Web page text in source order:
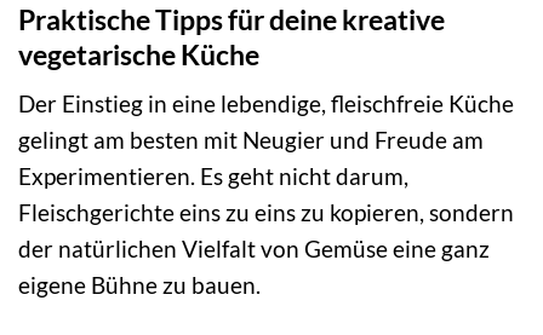
Praktische Tipps für deine kreative
vegetarische Küche
Der Einstieg in eine lebendige, fleischfreie Küche
gelingt am besten mit Neugier und Freude am
Experimentieren. Es geht nicht darum,
Fleischgerichte eins zu eins zu kopieren, sondern
der natürlichen Vielfalt von Gemüse eine ganz
eigene Bühne zu bauen.